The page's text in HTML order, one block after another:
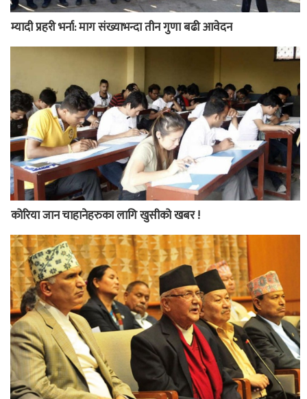
म्यादी प्रहरी भर्ना: माग संख्याभन्दा तीन गुणा बढी आवेदन
कोरिया जान चाहानेहरुका लागि खुसीको खबर !